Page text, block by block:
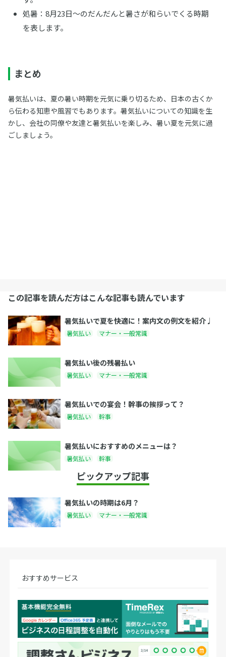
処暑：8月23日～のだんだんと暑さが和らいでくる時期
を表します。
まとめ
暑気払いは、夏の暑い時期を元気に乗り切るため、日本の古くか
ら伝わる知恵や風習でもあります。暑気払いについての知識を生
かし、会社の同僚や友達と暑気払いを楽しみ、暑い夏を元気に過
ごしましょう。
この記事を読んだ方はこんな記事も読んでいます
暑気払いで夏を快適に！案内文の例文を紹介♩
暑気払い マナー・一般常識
暑気払い後の残暑払い
暑気払い マナー・一般常識
暑気払いでの宴会！幹事の挨拶って？
暑気払い 幹事
暑気払いにおすすめのメニューは？
暑気払い 幹事
ピックアップ記事
暑気払いの時期は6月？
暑気払い マナー・一般常識
おすすめサービス